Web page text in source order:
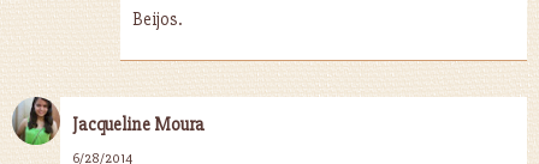
Beijos.
Jacqueline Moura
6/28/2014